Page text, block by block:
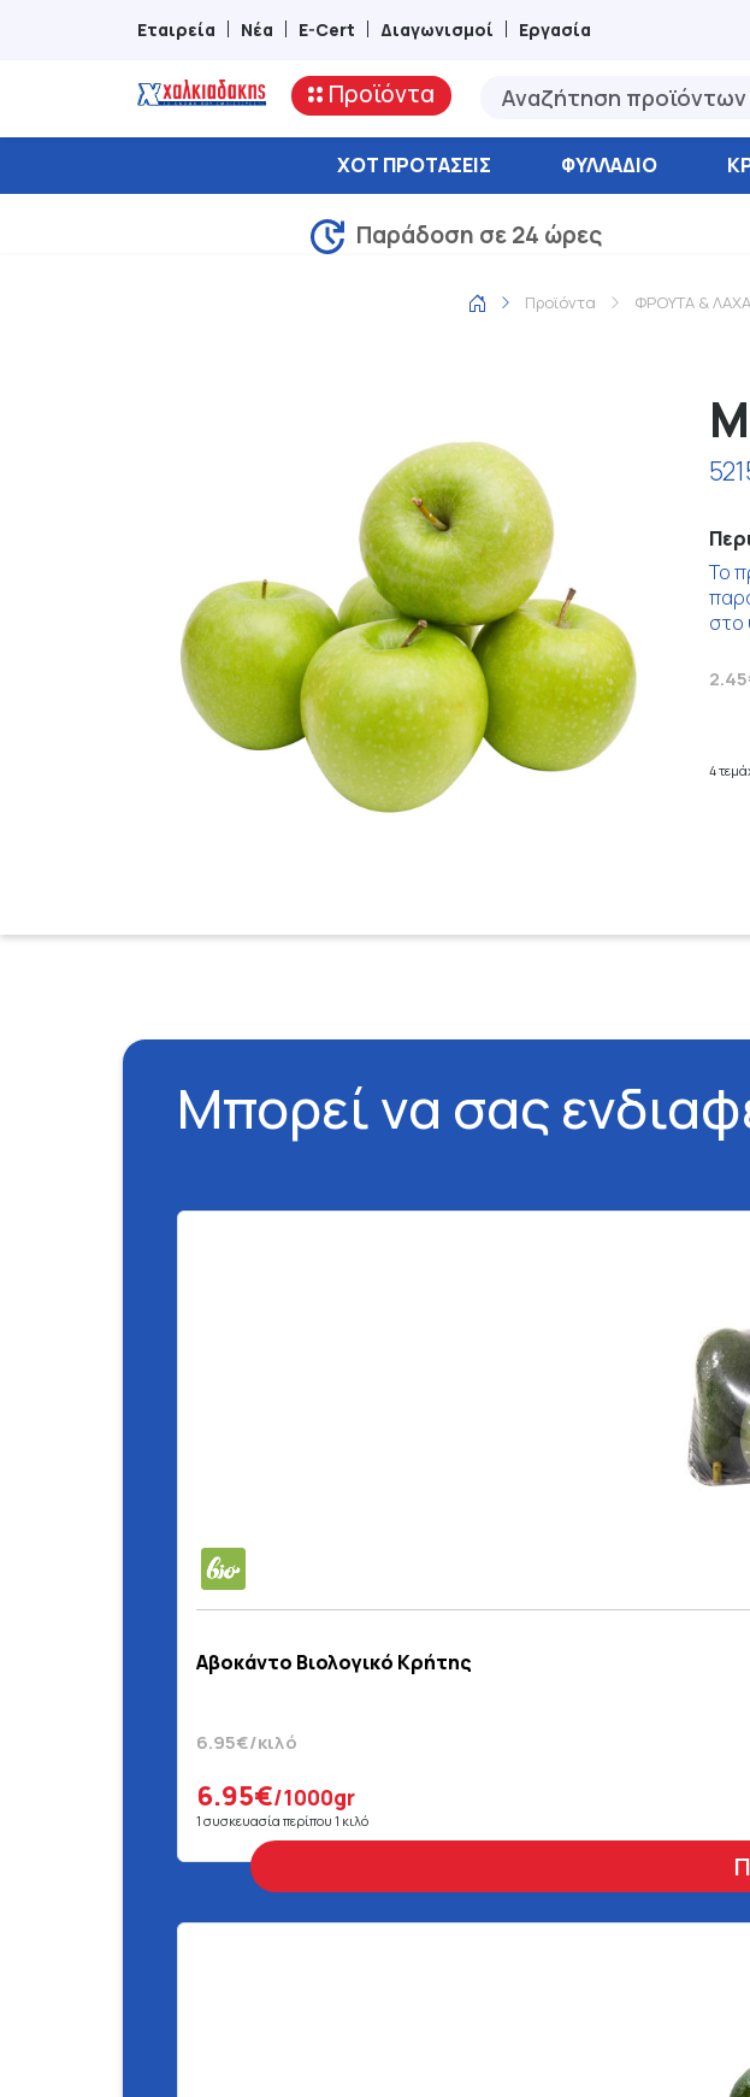
Εταιρεία Νέα E-Cert Διαγωνισμοί Εργασία
Προϊόντα
ΧΟΤ ΠΡΟΤΆΣΕΙΣ ΦΥΛΛΆΔΙΟ
Παράδοση σε 24 ώρες
Προϊόντα ΦΡΟΥΤΑ &
Το
στο
4
Μπορεί να σας
Αβοκάντο Βιολογικό Κρήτης
6.95€/κιλό
6.95€/1000gr
1 συσκευασία περίπου 1 κιλό